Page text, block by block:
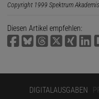
Copyright 1999 Spektrum
Diesen Artikel empfehlen:
DIGITALAUSGABEN